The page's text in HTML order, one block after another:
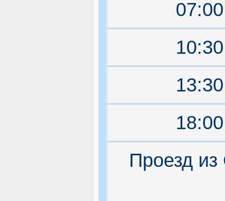
07:00
10:30
13:30
18:00
Проезд